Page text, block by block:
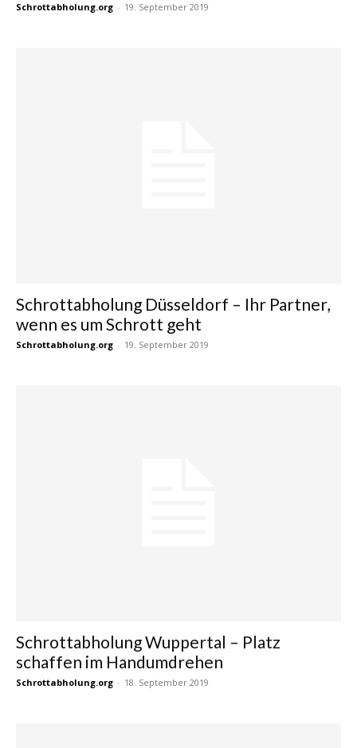
Schrottabholung.org - 19. September 2019
Schrottabholung Düsseldorf – Ihr Partner,
wenn es um Schrott geht
Schrottabholung.org - 19. September 2019
Schrottabholung Wuppertal – Platz
schaffen im Handumdrehen
Schrottabholung.org - 18. September 2019